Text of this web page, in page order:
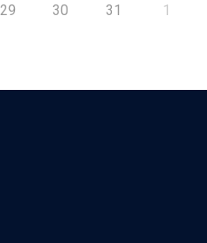
29 30 31 1